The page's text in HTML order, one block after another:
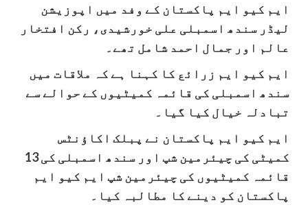
ایم کیو ایم پاکستان کے وفد میں اپوزیشن
لیڈر سندھ اسمبلی علی خورشیدی، رکن افتخار
عالم اور جمال احمد شامل تھے۔
ایم کیو ایم زرائع کا کہنا ہے کہ ملاقات میں
سندھ اسمبلی کی قائمہ کمیٹیوں کے حوالے سے
تبادلہ خیال کیا گیا۔
ایم کیو ایم پاکستان نے پبلک اکاؤنٹس
کمیٹی کی چیئرمین شپ اور سندھ اسمبلی کی 13
قائمہ کمیٹیوں کی چیئرمین شپ ایم کیو ایم
پاکستان کو دینے کا مطالبہ کیا۔